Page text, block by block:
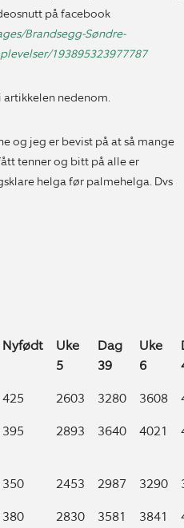
på facebook
Brandsegg-Søndre-
193895323977787
artikkelen nedenom.
og jeg er bevist på at så mange
tenner og bitt på alle er
helga før palmehelga. Dvs
Nyfødt
Uke
5
Dag
39
Uke
6
Nyfødt
Uke
Dag
Uke
425 2603 3280 3608
395 2893 3640 4021
350 2453 2987 3290
380 2830 3581 3841